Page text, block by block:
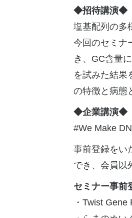
◆招待講演◆
塩基配列の多
今回のセミナ
き、​GC含量
を試みた結果
の特徴と病態
◆企業講演◆
#We Make
事前登録をい
でき、会員以
セミナー事前
・Twist